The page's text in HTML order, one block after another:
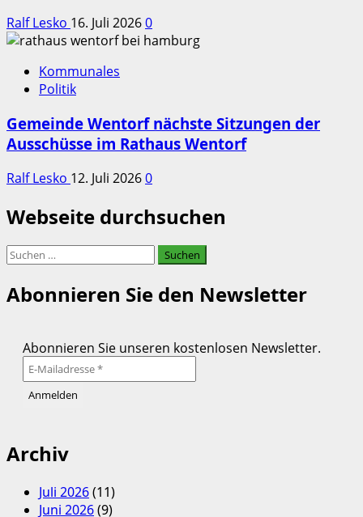
Ralf Lesko 16. Juli 20260
Kommunales
Politik
Gemeinde Wentorf nächste Sitzungen der
Ausschüsse im Rathaus Wentorf
Ralf Lesko 12. Juli 20260
Webseite durchsuchen
Suchen
Abonnieren Sie den Newsletter
Abonnieren Sie unseren kostenlosen Newsletter.
Archiv
Juli 2026(11)
Juni 2026(9)